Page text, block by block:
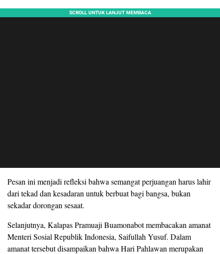
Pesan ini menjadi refleksi bahwa semangat perjuangan harus lahir
dari tekad dan kesadaran untuk berbuat bagi bangsa, bukan
sekadar dorongan sesaat.
Selanjutnya, Kalapas Pramuaji Buamonabot membacakan amanat
Menteri Sosial Republik Indonesia, Saifullah Yusuf. Dalam
amanat tersebut disampaikan bahwa Hari Pahlawan merupakan